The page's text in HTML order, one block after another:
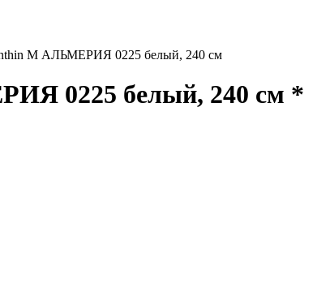
M АЛЬМЕРИЯ 0225 белый, 240 см
0225 белый, 240 см *